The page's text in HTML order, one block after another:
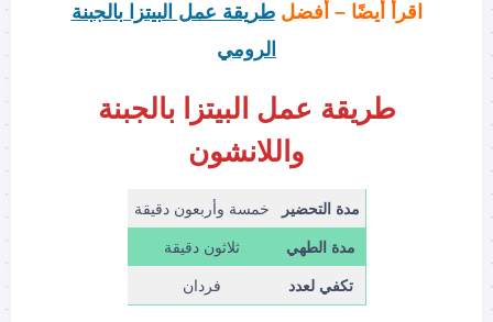
اقرأ أيضًا – أفضلطريقة عمل البيتزا بالجبنة
الرومي
طريقة عمل البيتزا بالجبنة
واللانشون
مدة التحضير خمسة وأربعون دقيقة
مدة الطهي ثلاثون دقيقة
تكفي لعدد فردان